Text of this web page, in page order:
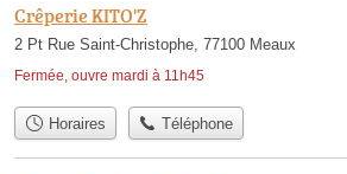
Crêperie KITO'Z
2 Pt Rue Saint-Christophe, 77100 Meaux
Fermée, ouvre mardi à 11h45
Horaires Téléphone